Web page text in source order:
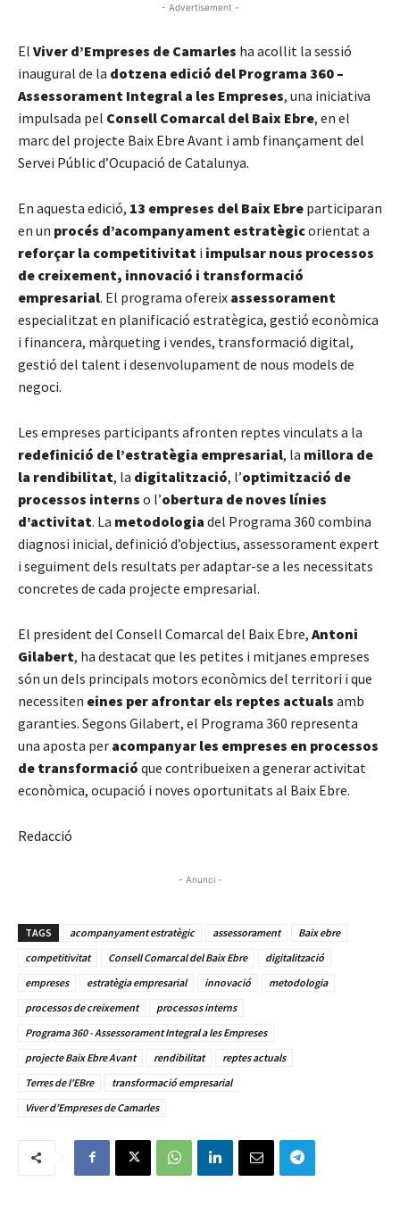
- Advertisement -
El Viver d’Empreses de Camarles ha acollit la sessió
inaugural de la dotzena edició del Programa 360 –
Assessorament Integral a les Empreses, una iniciativa
impulsada pel Consell Comarcal del Baix Ebre, en el
marc del projecte Baix Ebre Avant i amb finançament del
Servei Públic d’Ocupació de Catalunya.
En aquesta edició, 13 empreses del Baix Ebre participaran
en un procés d’acompanyament estratègicorientat a
reforçar la competitivitat i impulsar nous processos
de creixement, innovació i transformació
empresarial. El programa ofereix assessorament
especialitzat en planificació estratègica, gestió econòmica
i financera, màrqueting i vendes, transformació digital,
gestió del talent i desenvolupament de nous models de
negoci.
Les empreses participants afronten reptes vinculats a la
redefinició de l’estratègia empresarial, la millora de
la rendibilitat, la digitalització, l’optimització de
processos interns o l’obertura de noves línies
d’activitat. La metodologia del Programa 360 combina
diagnosi inicial, definició d’objectius, assessorament expert
i seguiment dels resultats per adaptar-se a les necessitats
concretes de cada projecte empresarial.
El president del Consell Comarcal del Baix Ebre, Antoni
Gilabert, ha destacat que les petites i mitjanes empreses
són un dels principals motors econòmics del territori i que
necessiten eines per afrontar els reptes actuals amb
garanties. Segons Gilabert, el Programa 360 representa
una aposta per acompanyar les empreses en processos
de transformació que contribueixen a generar activitat
econòmica, ocupació i noves oportunitats al Baix Ebre.
Redacció
- Anunci -
TAGS acompanyament estratègic assessorament
Baix ebre
competitivitat
Consell Comarcal del Baix Ebre
digitalització
empreses
estratègia empresarial innovació
metodologia
processos de creixement
processos interns
Programa 360 - Assessorament Integral a les Empreses
projecte Baix Ebre Avant
rendibilitat
reptes actuals
Terres de l'EBre
transformació empresarial
Viver d’Empreses de Camarles